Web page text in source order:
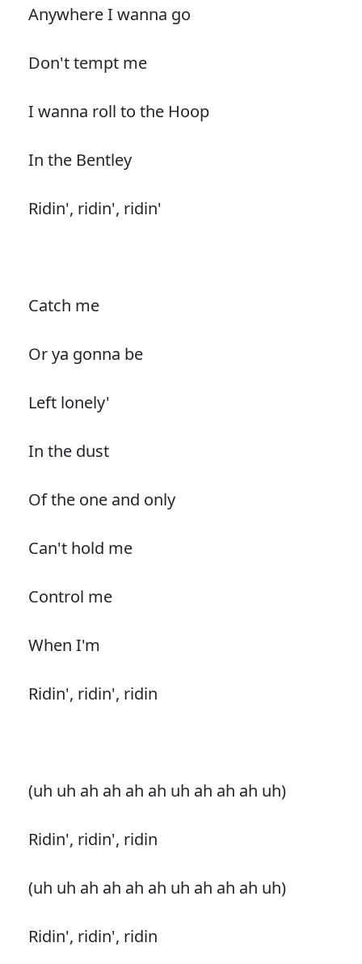
Anywhere I wanna go
Don't tempt me
I wanna roll to the Hoop
In the Bentley
Ridin', ridin', ridin'
Catch me
Or ya gonna be
Left lonely'
In the dust
Of the one and only
Can't hold me
Control me
When I'm
Ridin', ridin', ridin
(uh uh ah ah ah ah uh ah ah ah uh)
Ridin', ridin', ridin
(uh uh ah ah ah ah uh ah ah ah uh)
Ridin', ridin', ridin